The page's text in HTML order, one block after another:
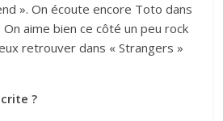
». On écoute encore Toto dans
On aime bien ce côté un peu rock
retrouver dans « Strangers »
?